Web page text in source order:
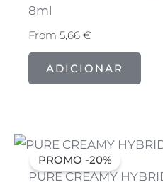
8ml
From5,66€
ADICIONAR
PROMO -20%
PURE CREAMY